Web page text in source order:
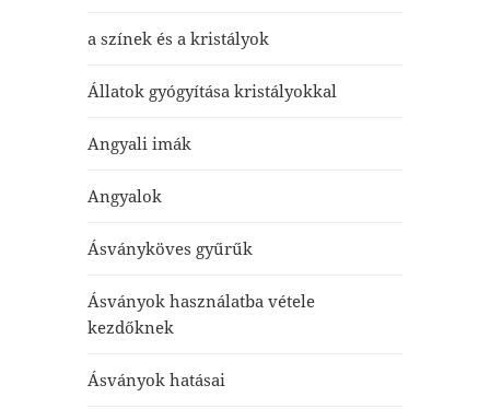
a színek és a kristályok
Állatok gyógyítása kristályokkal
Angyali imák
Angyalok
Ásványköves gyűrűk
Ásványok használatba vétele
kezdőknek
Ásványok hatásai